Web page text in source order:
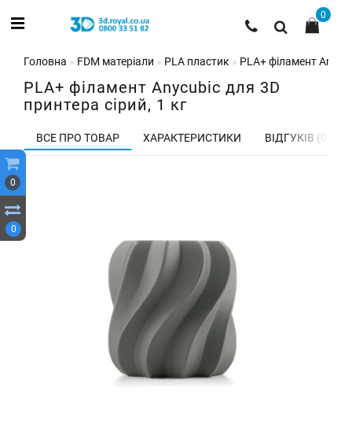
0
0
0
Головна FDM матеріали PLA пластик PLA+ філамент
PLA+ філамент Anycubic для 3D
принтера сірий, 1 кг
ВСЕ ПРО ТОВАР ХАРАКТЕРИСТИКИ ВІДГУКІВ (0)